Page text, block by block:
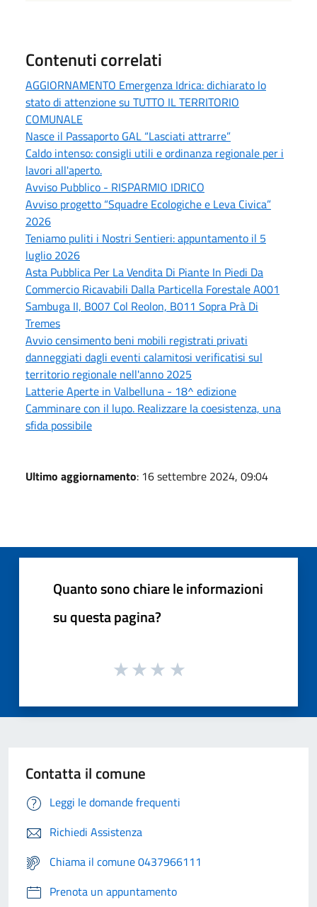
Contenuti correlati
AGGIORNAMENTO Emergenza Idrica: dichiarato lo
stato di attenzione su TUTTO IL TERRITORIO
COMUNALE
Nasce il Passaporto GAL “Lasciati attrarre”
Caldo intenso: consigli utili e ordinanza regionale per i
lavori all'aperto.
Avviso Pubblico - RISPARMIO IDRICO
Avviso progetto “Squadre Ecologiche e Leva Civica”
2026
Teniamo puliti i Nostri Sentieri: appuntamento il 5
luglio 2026
Asta Pubblica Per La Vendita Di Piante In Piedi Da
Commercio Ricavabili Dalla Particella Forestale A001
Sambuga II, B007 Col Reolon, B011 Sopra Prà Di
Tremes
Avvio censimento beni mobili registrati privati
danneggiati dagli eventi calamitosi verificatisi sul
territorio regionale nell'anno 2025
Latterie Aperte in Valbelluna - 18^ edizione
Camminare con il lupo. Realizzare la coesistenza, una
sfida possibile
Ultimo aggiornamento: 16 settembre 2024, 09:04
Quanto sono chiare le informazioni
su questa pagina?
Contatta il comune
Leggi le domande frequenti
Richiedi Assistenza
Chiama il comune 0437966111
Prenota un appuntamento